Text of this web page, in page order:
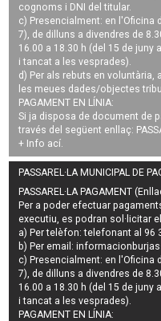
cognoms i DNI del titular.
c) Presencialment: en l'Oficina
7), de dilluns a divendres de
16.00 a 18.30 h (del 15 de juny
i tancat a les vesprades).
d) Per als rebuts en
les meues dades/objectes
PAGAMENT EN LÍNIA:
Si ja disposa de document de
través del següent enllaç:
+ Info ací
PASSAREL·LA MUNICIPAL DE
PASSAREL·LA PAGAMENT
Per a poder efectuar
executiu, es podran sol·licitar
a) Per telèfon: telefonant al 96
b) Per email:
c) Presencialment: en l'Oficina
7), de dilluns a divendres de
16.00 a 18.30 h (del 15 de juny
i tancat a les vesprades).
PAGAMENT EN LÍNIA: